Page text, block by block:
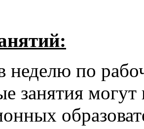
неделю по
занятия